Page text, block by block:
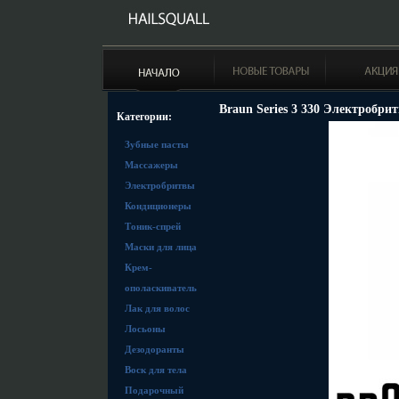
Категории:
Зубные пасты
Массажеры
Электробритвы
Кондиционеры
Тоник-спрей
Маски для лица
Крем-
ополаскиватель
Лак для волос
Лосьоны
Дезодоранты
Воск для тела
Подарочный
Braun Series 3 330